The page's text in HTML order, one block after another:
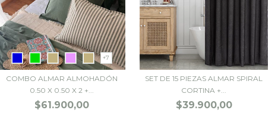
+7
COMBO ALMAR ALMOHADÓN
0.50 X 0.50 X 2 +...
$61.900,00
SET DE 15 PIEZAS ALMAR SPIRAL
CORTINA +...
$39.900,00